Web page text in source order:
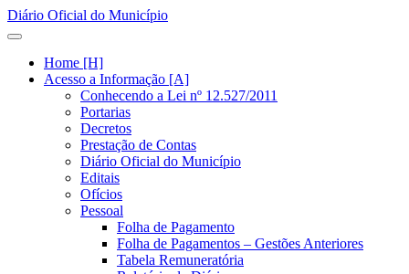
Diário Oficial do Município
Home [H]
Acesso a Informação [A]
Conhecendo a Lei nº 12.527/2011
Portarias
Decretos
Prestação de Contas
Diário Oficial do Município
Editais
Ofícios
Pessoal
Folha de Pagamento
Folha de Pagamentos – Gestões Anteriores
Tabela Remuneratória